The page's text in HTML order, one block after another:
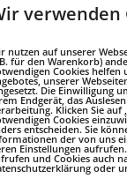
in Höhe von
verwenden
nutzen auf unserer
für den Warenkorb)
Cookies
unserer
Die Einwilligung
Endgerät, das
Klicken Sie auf
Cookies
entscheiden. Sie
der von uns
Einstellungen
und Cookies auch
oder